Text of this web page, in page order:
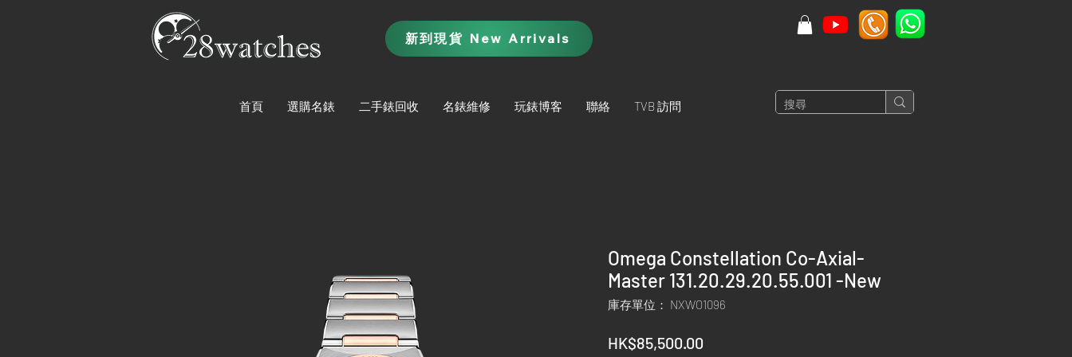
新到現貨 New Arrivals
首頁 選購名錶 二手錶回收 名錶維修 玩錶博客 聯絡 TVB 訪問
Omega Constellation Co-Axial-
Master 131.20.29.20.55.001 -New
庫存單位： NXWO1096
HK$85,500.00